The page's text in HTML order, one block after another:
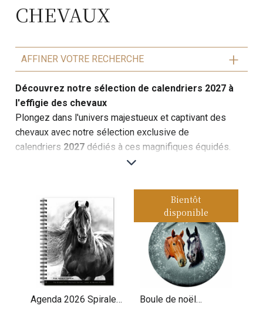
CHEVAUX
AFFINER VOTRE RECHERCHE
Découvrez notre sélection de calendriers 2027 à
l'effigie des chevaux
Plongez dans l'univers majestueux et captivant des
chevaux avec notre sélection exclusive de
calendriers 2027 dédiés à ces magnifiques équidés.
Que vous soyez un passionné des différentes races de
équestres où ces nobles animaux excellent, notre
collection variée saura vous séduire. Chaque calendrier
est une célébration de la beauté, de la puissance et de
la grâce des chevaux, vous permettant de passer une
année2027en compagnie de ces merveilleuses
créatures. Découvrez vite notre sélection et choisissez
le calendrier qui fera battre votre cœur de cavalier.
Agenda 2026 Spirale
Boule de noël
Bientôt
disponible